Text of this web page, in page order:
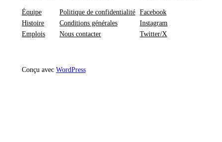
Équipe
Histoire
Emplois
Politique de confidentialité
Conditions générales
Nous contacter
Facebook
Instagram
Twitter/X
Conçu avec WordPress